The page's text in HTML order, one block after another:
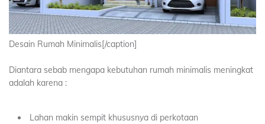
Desain Rumah Minimalis[/caption]
Diantara sebab mengapa kebutuhan rumah minimalis meningkat
adalah karena :
Lahan makin sempit khususnya di perkotaan